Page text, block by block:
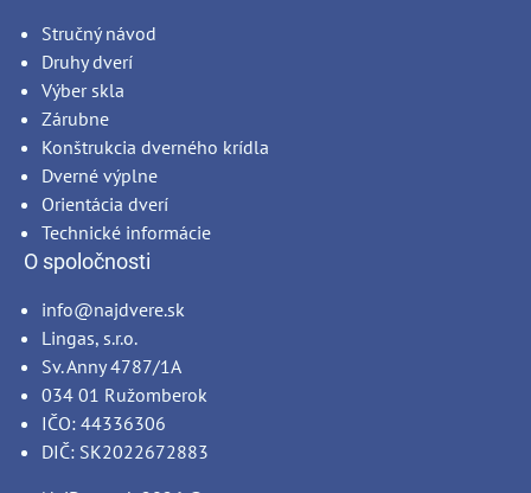
Stručný návod
Druhy dverí
Výber skla
Zárubne
Konštrukcia dverného krídla
Dverné výplne
Orientácia dverí
Technické informácie
O spoločnosti
info@najdvere.sk
Lingas, s.r.o.
Sv. Anny 4787/1A
034 01 Ružomberok
IČO: 44336306
DIČ: SK2022672883